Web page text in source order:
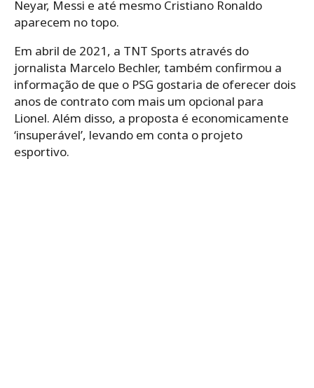
Neyar, Messi e até mesmo Cristiano Ronaldo
aparecem no topo.
Em abril de 2021, a TNT Sports através do
jornalista Marcelo Bechler, também confirmou a
informação de que o PSG gostaria de oferecer dois
anos de contrato com mais um opcional para
Lionel. Além disso, a proposta é economicamente
‘insuperável’, levando em conta o projeto
esportivo.